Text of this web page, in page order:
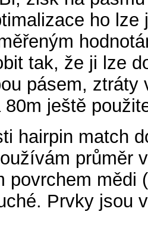
ho
tak, že ji lze
pásem,
80m ještě
hairpin match
průměr
povrchem mědi
Prvky jsou